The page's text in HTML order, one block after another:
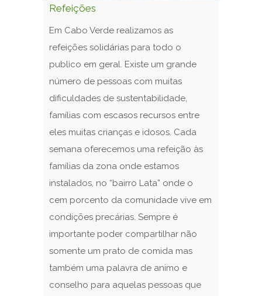
Refeições
Em Cabo Verde realizamos as
refeições solidárias para todo o
publico em geral. Existe um grande
número de pessoas com muitas
dificuldades de sustentabilidade,
famílias com escasos recursos entre
eles muitas crianças e idosos. Cada
semana oferecemos uma refeição às
famílias da zona onde estamos
instalados, no “bairro Lata” onde o
cem porcento da comunidade vive em
condições precárias. Sempre é
importante poder compartilhar não
somente um prato de comida mas
também uma palavra de animo e
conselho para aquelas pessoas que